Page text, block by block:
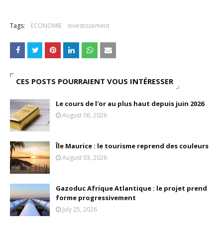
Tags: ECONOMIE Investissement
CES POSTS POURRAIENT VOUS INTÉRESSER
Le cours de l'or au plus haut depuis juin 2026
August 06, 2026
Île Maurice : le tourisme reprend des couleurs
August 03, 2026
Gazoduc Afrique Atlantique : le projet prend
forme progressivement
July 25, 2026